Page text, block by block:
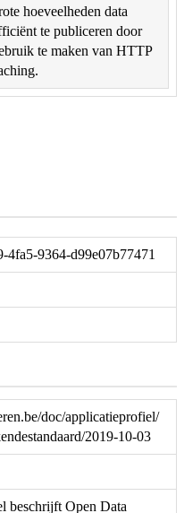
hoeveelheden data
te publiceren door
te maken van HTTP
4fa5-9364-d99e07b77471
doc/applicatieprofiel/
2019-10-03
beschrijft Open Data